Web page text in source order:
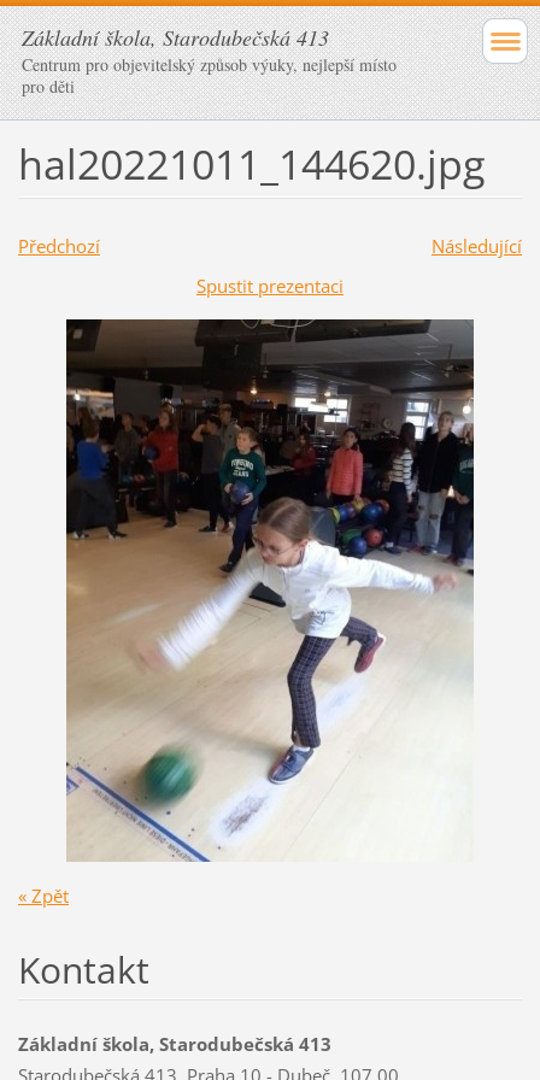
Základní škola, Starodubečská 413
Centrum pro objevitelský způsob výuky, nejlepší místo
pro děti
hal20221011_144620.jpg
Předchozí
Následující
Spustit prezentaci
« Zpět
Kontakt
Základní škola, Starodubečská 413
Starodubečská 413, Praha 10 - Dubeč, 107 00